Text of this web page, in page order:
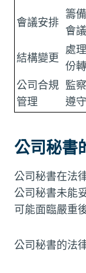
會議安排
籌
會
結構變更
處
份
公司合規
管理
監
遵守
公司秘書
公司秘書在法
公司秘書未能
可能面臨嚴重
公司秘書的法